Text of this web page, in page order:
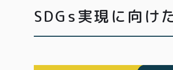
SDGs実現に向け